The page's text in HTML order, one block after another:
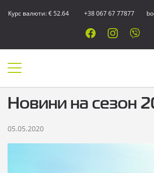
Курс валюти: € 52.64 +38 067 67 77877
Новини на сезон
05.05.2020